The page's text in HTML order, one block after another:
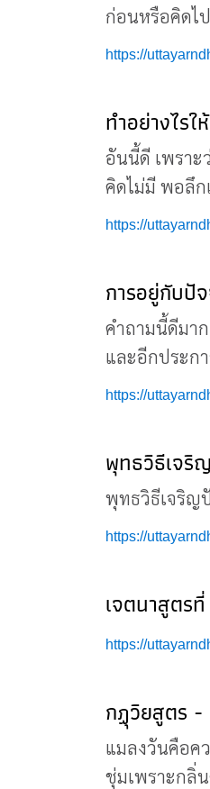
ก่อนหรือคิดไ
https://
ทำอย่างไร
อันนี้ดี เพราะ
คิดไม่มี พอลึก
https://
การอยู่กับปั
คำถามนี้ดีมา
และอีกประก
https://
พุทธวิธีเจริ
พุทธวิธีเจริญ
https://
เจตนาสูตร
https://
กฏุวิยสูตร -
แมลงวันคือค
ชุ่มเพราะกลิ่